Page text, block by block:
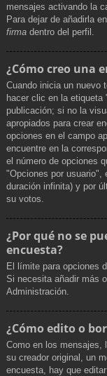
mensajes activando la
Para dejar de añadirla
firma dentro del perfil.
¿Cómo creo una
Cuando inicia un nuevo
hacer clic en la etiqueta
publicación; si no la
apropiados para crear
opciones en el campo
encuentre en la
el número de opciones
"Opciones por usuario",
duración infinita) y por
su votos.
¿Por qué no se
encuesta?
El límite para opciones
Si necesita añadir más
Administración.
¿Cómo edito o
Como en los mensajes,
su creador original, un
encuesta, hay que